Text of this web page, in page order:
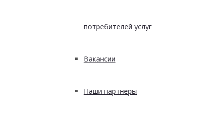
потребителей услуг
Вакансии
Наши партнеры